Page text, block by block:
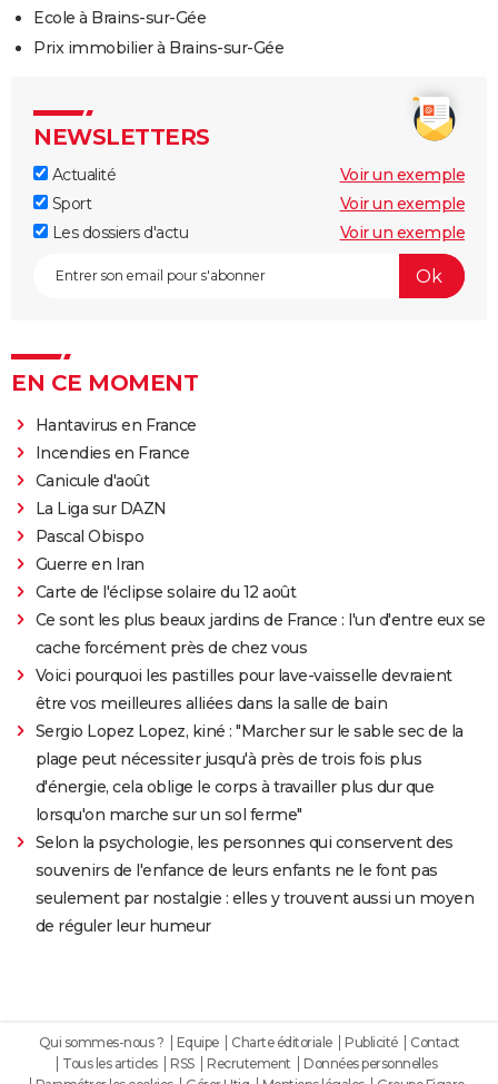
Ecole à Brains-sur-Gée
Prix immobilier à Brains-sur-Gée
NEWSLETTERS
Actualité
Voir un exemple
Sport
Voir un exemple
Les dossiers d'actu
Voir un exemple
EN CE MOMENT
Hantavirus en France
Incendies en France
Canicule d'août
La Liga sur DAZN
Pascal Obispo
Guerre en Iran
Carte de l'éclipse solaire du 12 août
Ce sont les plus beaux jardins de France : l'un d'entre eux se
cache forcément près de chez vous
Voici pourquoi les pastilles pour lave-vaisselle devraient
être vos meilleures alliées dans la salle de bain
Sergio Lopez Lopez, kiné : "Marcher sur le sable sec de la
plage peut nécessiter jusqu'à près de trois fois plus
d'énergie, cela oblige le corps à travailler plus dur que
lorsqu'on marche sur un sol ferme"
Selon la psychologie, les personnes qui conservent des
souvenirs de l'enfance de leurs enfants ne le font pas
seulement par nostalgie : elles y trouvent aussi un moyen
de réguler leur humeur
Qui sommes-nous ? Equipe Charte éditoriale Publicité
Contact
Tous les articles
RSS Recrutement
Données personnelles